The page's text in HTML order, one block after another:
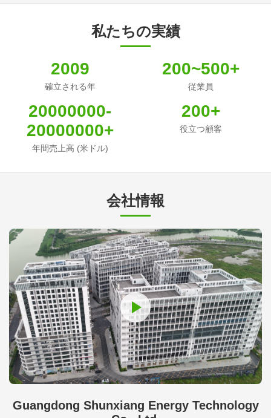
私たちの実績
2009
確立される年
200~500+
従業員
20000000-
20000000+
年間売上高 (米ドル)
200+
役立つ顧客
会社情報
Guangdong Shunxiang Energy Technology